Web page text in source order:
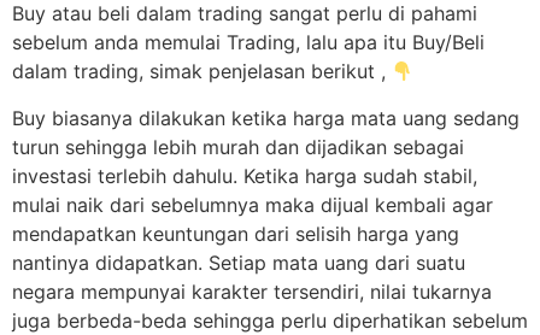
Buy atau beli dalam trading sangat perlu di pahami
sebelum anda memulai Trading, lalu apa itu Buy/Beli
dalam trading, simak penjelasan berikut ,
Buy biasanya dilakukan ketika harga mata uang sedang
turun sehingga lebih murah dan dijadikan sebagai
investasi terlebih dahulu. Ketika harga sudah stabil,
mulai naik dari sebelumnya maka dijual kembali agar
mendapatkan keuntungan dari selisih harga yang
nantinya didapatkan. Setiap mata uang dari suatu
negara mempunyai karakter tersendiri, nilai tukarnya
juga berbeda-beda sehingga perlu diperhatikan sebelum